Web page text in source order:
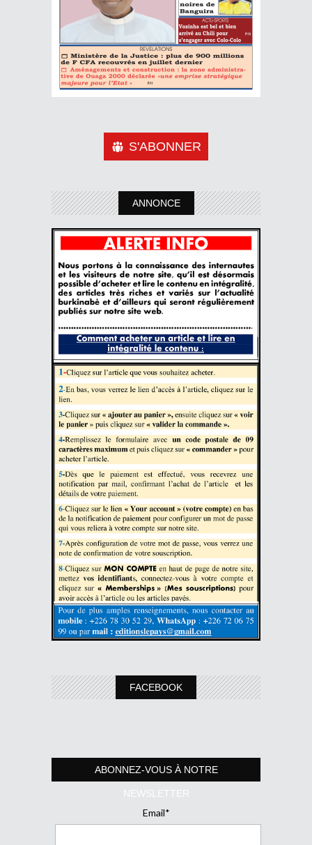
S'ABONNER
ANNONCE
FACEBOOK
ABONNEZ-VOUS À NOTRE
NEWSLETTER
Email*